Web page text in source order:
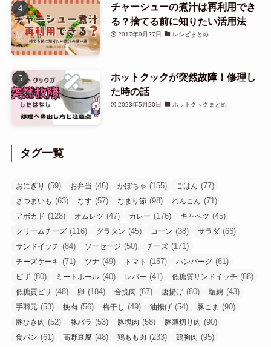
チャーシューの煮汁は再利用でき
る？捨てる前に知りたい活用法
2017年9月27日 レシピまとめ
ホットクックが突然故障！修理し
た時の話
2023年5月20日 ホットクックまとめ
タグ一覧
おにぎり (59) お弁当 (46) かぼちゃ (155) ごはん (77)
さつまいも (63) なす (57) なまり節 (98) れんこん (71)
アボカド (128) オムレツ (47) カレー (176) キャベツ (45)
クリームチーズ (116) グラタン (45) コーン (38) サラダ (66)
サンドイッチ (84) ソーセージ (50) チーズ (171)
チーズケーキ (71) ツナ (49) トマト (157) ハンバーグ (61)
ピザ (80) ミートボール (40) レバー (41) 低糖質サンドイッチ (68)
低糖質ピザ (48) 卵 (184) 合挽肉 (67) 唐揚げ (80) 塩麹 (43)
手羽元 (53) 挽肉 (56) 梅干し (49) 油揚げ (54) 豚こま (90)
豚ひき肉 (52) 豚バラ (53) 豚塊肉 (58) 豚薄切り肉 (90)
食パン (61) 高野豆腐 (48) 鶏もも肉 (233) 鶏胸肉 (95)